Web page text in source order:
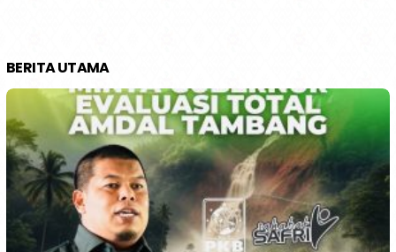
BERITA UTAMA